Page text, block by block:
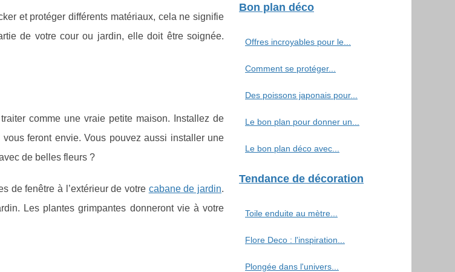
et protéger différents matériaux, cela ne signifie
de votre cour ou jardin, elle doit être soignée.
comme une vraie petite maison. Installez de
feront envie. Vous pouvez aussi installer une
de belles fleurs ?
de fenêtre à l’extérieur de votre cabane de jardin.
Les plantes grimpantes donneront vie à votre
Bon plan déco
Offres incroyables pour le...
Comment se protéger...
Des poissons japonais pour...
Le bon plan pour donner un...
Le bon plan déco avec...
Tendance de décoration
Toile enduite au mètre...
Flore Deco : l'inspiration...
Plongée dans l'univers...